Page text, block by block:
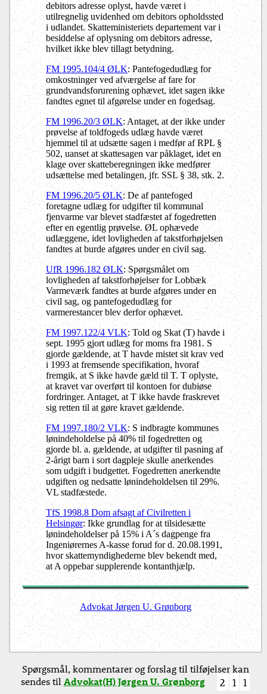
debitors adresse oplyst, havde været i
utilregnelig uvidenhed om debitors opholdssted
i udlandet. Skatteministeriets departement var i
besiddelse af oplysning om debitors adresse,
hvilket ikke blev tillagt betydning.
FM 1995.104/4 ØLK: Pantefogedudlæg for
omkostninger ved afværgelse af fare for
grundvandsforurening ophævet, idet sagen ikke
fandtes egnet til afgørelse under en fogedsag.
FM 1996.20/3 ØLK: Antaget, at der ikke under
prøvelse af toldfogeds udlæg havde været
hjemmel til at udsætte sagen i medfør af RPL §
502, uanset at skattesagen var påklaget, idet en
klage over skatteberegningen ikke medfører
udsættelse med betalingen, jfr. SSL § 38, stk. 2.
FM 1996.20/5 ØLK: De af pantefoged
foretagne udlæg for udgifter til kommunal
fjenvarme var blevet stadfæstet af fogedretten
efter en egentlig prøvelse. ØL ophævede
udlæggene, idet lovligheden af takstforhøjelsen
fandtes at burde afgøres under en civil sag.
UfR 1996.182 ØLK: Spørgsmålet om
lovligheden af takstforhøjelser for Lobbæk
Varmeværk fandtes at burde afgøres under en
civil sag, og pantefogedudlæg for
varmerestancer blev derfor ophævet.
FM 1997.122/4 VLK: Told og Skat (T) havde i
sept. 1995 gjort udlæg for moms fra 1981. S
gjorde gældende, at T havde mistet sit krav ved
i 1993 at fremsende specifikation, hvoraf
fremgik, at S ikke havde gæld til T. T oplyste,
at kravet var overført til kontoen for dubiøse
fordringer. Antaget, at T ikke havde fraskrevet
sig retten til at gøre kravet gældende.
FM 1997.180/2 VLK: S indbragte kommunes
lønindeholdelse på 40% til fogedretten og
gjorde bl. a. gældende, at udgifter til pasning af
2-årigt barn i sort dagpleje skulle anerkendes
som udgift i budgettet. Fogedretten anerkendte
udgiften og nedsatte lønindeholdelsen til 29%.
VL stadfæstede.
TfS 1998.8 Dom afsagt af Civilretten i
Helsingør: Ikke grundlag for at tilsidesætte
lønindeholdelser på 15% i A´s dagpenge fra
Ingeniørernes A-kasse forud for d. 20.08.1991,
hvor skattemyndighederne blev bekendt med,
at A oppebar supplerende kontanthjælp.
Advokat Jørgen U. Grønborg
Spørgsmål, kommentarer og forslag til tilføjelser kan
sendes til Advokat(H) Jørgen U. Grønborg 2 1 1